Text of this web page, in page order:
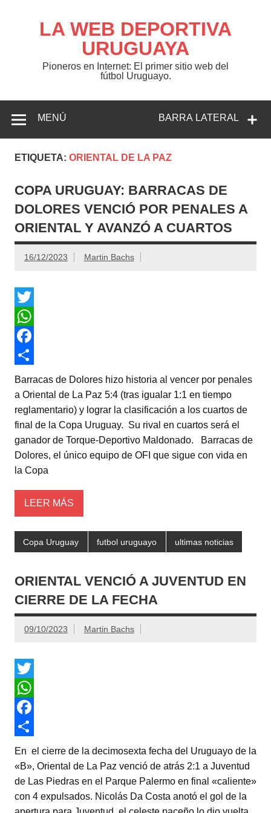
contenidoLA WEB DEPORTIVA
URUGUAYA
Pioneros en Internet: El primer sitio web del
fútbol Uruguayo.
BARRA LATERAL
MENÚ
ETIQUETA: ORIENTAL DE LA PAZ
COPA URUGUAY: BARRACAS DE
DOLORES VENCIÓ POR PENALES A
ORIENTAL Y AVANZÓ A CUARTOS
16/12/2023 Martin Bachs
T
w
t
t
e
W
h
a
t
s
p
p
F
a
c
e
o
o
k
C
o
m
a
r
t
r
Barracas de Dolores hizo historia al vencer por penales
a Oriental de La Paz 5:4 (tras igualar 1:1 en tiempo
reglamentario) y lograr la clasificación a los cuartos de
final de la Copa Uruguay. Su rival en cuartos será el
ganador de Torque-Deportivo Maldonado. Barracas de
Dolores, el único equipo de OFI que sigue con vida en
la Copa
LEER MÁS
Copa Uruguay futbol uruguayo ultimas noticias
ORIENTAL VENCIÓ A JUVENTUD EN
CIERRE DE LA FECHA
09/10/2023 Martin Bachs
T
w
t
t
e
W
h
a
t
s
F
a
c
e
C
o
m
En el cierre de la decimosexta fecha del Uruguayo de la
«B», Oriental de La Paz venció de atrás 2:1 a Juventud
de Las Piedras en el Parque Palermo en final «caliente»
con 4 expulsados. Nicolás Da Costa anotó el gol de la